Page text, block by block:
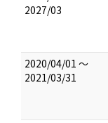
2027/03
2020/04/01 ～
2021/03/31